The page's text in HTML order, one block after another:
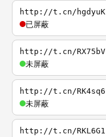
http://t.cn/hgdyuK
已屏蔽
http://t.cn/RX75bV
未屏蔽
http://t.cn/RK4sq6
未屏蔽
http://t.cn/RKL6G1